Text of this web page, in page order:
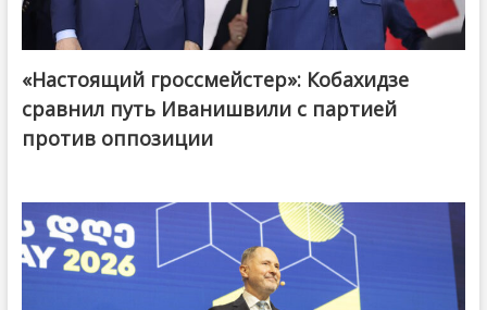
@ქართული ოცნება / Georgian Dream
«Настоящий гроссмейстер»: Кобахидзе
сравнил путь Иванишвили с партией
против оппозиции